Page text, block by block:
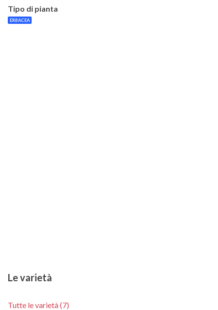
Tipo di pianta
ERBACEA
Le varietà
Tutte le varietà (7)